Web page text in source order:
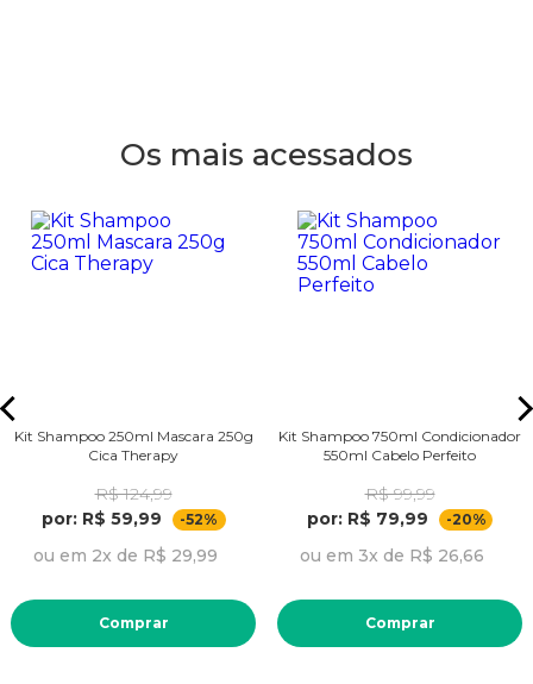
Os mais acessados
Kit Shampoo 250ml Mascara 250g
Cica Therapy
R$ 124,99
por: R$ 59,99
-52%
ou em 2x de R$ 29,99
Comprar
Kit Shampoo 750ml Condicionador
550ml Cabelo Perfeito
R$ 99,99
por: R$ 79,99
-20%
ou em 3x de R$ 26,66
Comprar